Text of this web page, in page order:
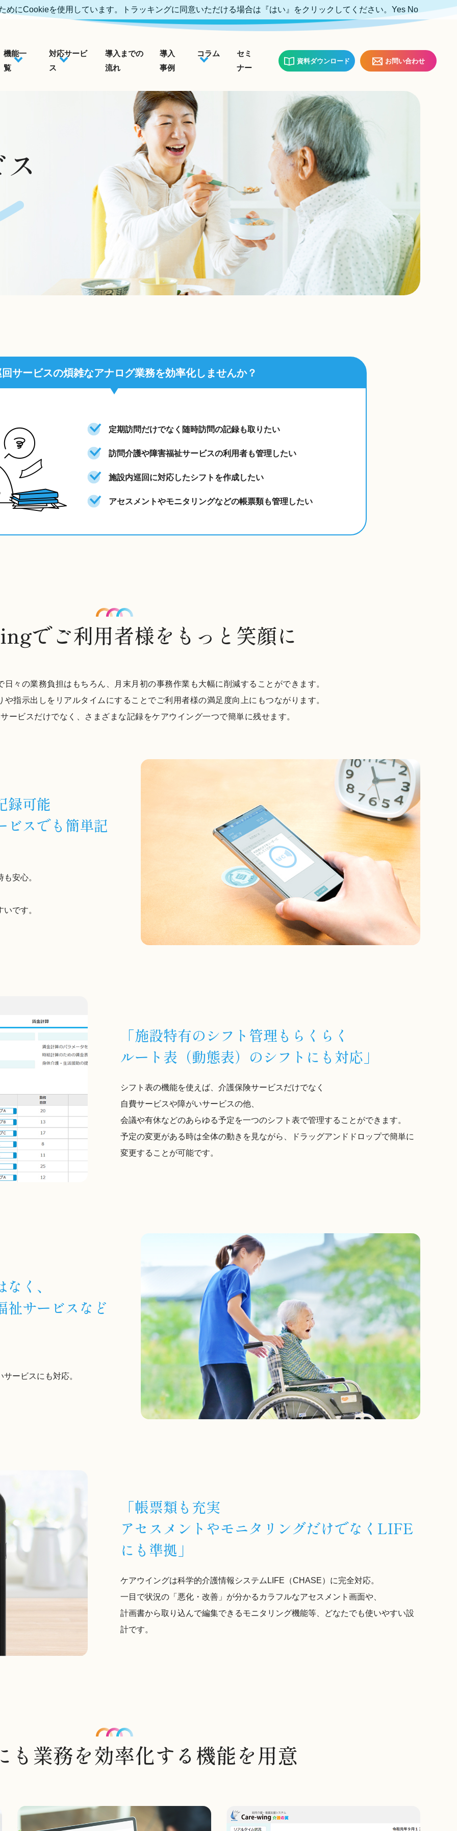
機能一
覧
対応サービ
ス
導入までの
流れ
導入
事例
コラム
セミ
ナー
資料ダウンロード お問い合わせ
サービスの煩雑なアナログ業務を効率化しませんか？
定期訪問だけでなく随時訪問の記録も取りたい
訪問介護や障害福祉サービスの利用者も管理したい
施設内巡回に対応したシフトを作成したい
アセスメントやモニタリングなどの帳票類も管理したい
でご利用者様をもっと笑顔に
日々の業務負担はもちろん、月末月初の事務作業も大幅に削減することができます。
や指示出しをリアルタイムにすることでご利用者様の満足度向上にもつながります。
ービスだけでなく、さまざまな記録をケアウイング一つで簡単に残せます。
録可能
ビスでも簡単記
安心。
です。
「施設特有のシフト管理もらくらく
ルート表（動態表）のシフトにも対応」
シフト表の機能を使えば、介護保険サービスだけでなく
自費サービスや障がいサービスの他、
会議や有休などのあらゆる予定を一つのシフト表で管理することができます。
予定の変更がある時は全体の動きを見ながら、ドラッグアンドドロップで簡単に
変更することが可能です。
く、
祉サービスなど
ービスにも対応。
「帳票類も充実
アセスメントやモニタリングだけでなくLIFE
にも準拠」
ケアウイングは科学的介護情報システムLIFE（CHASE）に完全対応。
一目で状況の「悪化・改善」が分かるカラフルなアセスメント画面や、
計画書から取り込んで編集できるモニタリング機能等、どなたでも使いやすい設
計です。
も業務を効率化する機能を用意
にCookieを使用しています。トラッキングに同意いただける場合は『はい』をクリックしてください。 Yes No